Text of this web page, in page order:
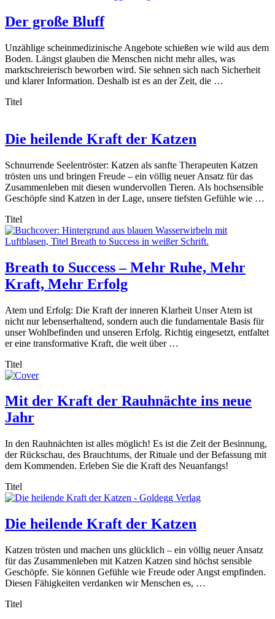
Der große Bluff
Unzählige scheinmedizinische Angebote schießen wie wild aus dem
Boden. Längst glauben die Menschen nicht mehr alles, was
marktschreierisch beworben wird. Sie sehnen sich nach Sicherheit
und klarer Information. Deshalb ist es an der Zeit, die …
Titel
Die heilende Kraft der Katzen
Schnurrende Seelentröster: Katzen als sanfte Therapeuten Katzen
trösten uns und bringen Freude – ein völlig neuer Ansatz für das
Zusammenleben mit diesen wundervollen Tieren. Als hochsensible
Geschöpfe sind Katzen in der Lage, unsere tiefsten Gefühle wie …
Titel
Breath to Success – Mehr Ruhe, Mehr
Kraft, Mehr Erfolg
Atem und Erfolg: Die Kraft der inneren Klarheit Unser Atem ist
nicht nur lebenserhaltend, sondern auch die fundamentale Basis für
unser Wohlbefinden und unseren Erfolg. Richtig eingesetzt, entfaltet
er eine transformative Kraft, die weit über …
Titel
Mit der Kraft der Rauhnächte ins neue
Jahr
In den Rauhnächten ist alles möglich! Es ist die Zeit der Besinnung,
der Rückschau, des Brauchtums, der Rituale und der Befassung mit
dem Kommenden. Erleben Sie die Kraft des Neuanfangs!
Titel
Die heilende Kraft der Katzen
Katzen trösten und machen uns glücklich – ein völlig neuer Ansatz
für das Zusammenleben mit Katzen Katzen sind höchst sensible
Geschöpfe. Sie können Gefühle wie Freude oder Angst empfinden.
Diesen Fähigkeiten verdanken wir Menschen es, …
Titel